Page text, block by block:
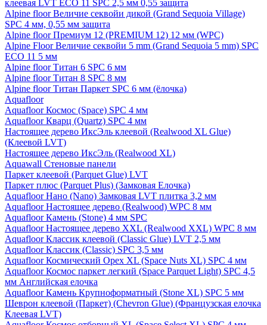
клеевая LVT ECO 11 SPC 2,5 мм 0,55 защита
Alpine floor Величие секвойи дикой (Grand Sequoia Village)
SPC 4 мм, 0,55 мм защита
Alpine floor Премиум 12 (PREMIUM 12) 12 мм (WPC)
Alpine Floor Величие секвойи 5 mm (Grand Sequoia 5 mm) SPC
ECO 11 5 мм
Alpine floor Титан 6 SPC 6 мм
Alpine floor Титан 8 SPC 8 мм
Alpine floor Титан Паркет SPC 6 мм (ёлочка)
Aquafloor
Aquafloor Космос (Space) SPC 4 мм
Aquafloor Кварц (Quartz) SPC 4 мм
Настоящее дерево ИксЭль клеевой (Realwood XL Glue)
(Клеевой LVT)
Настоящее дерево ИксЭль (Realwood XL)
Aquawall Стеновые панели
Паркет клеевой (Parquet Glue) LVT
Паркет плюс (Parquet Plus) (Замковая Елочка)
Aquafloor Нано (Nano) Замковая LVT плитка 3,2 мм
Aquafloor Настоящее дерево (Realwood) WPC 8 мм
Aquafloor Камень (Stone) 4 мм SPC
Aquafloor Настоящее дерево XXL (Realwood XXL) WPC 8 мм
Aquafloor Классик клеевой (Classic Glue) LVT 2,5 мм
Aquafloor Классик (Classic) SPC 3,5 мм
Aquafloor Космический Орех XL (Space Nuts XL) SPC 4 мм
Aquafloor Космос паркет легкий (Space Parquet Light) SPC 4,5
мм Английская елочка
Aquafloor Камень Крупноформатный (Stone XL) SPC 5 мм
Шеврон клеевой (Паркет) (Chevron Glue) (Французская елочка
Клеевая LVT)